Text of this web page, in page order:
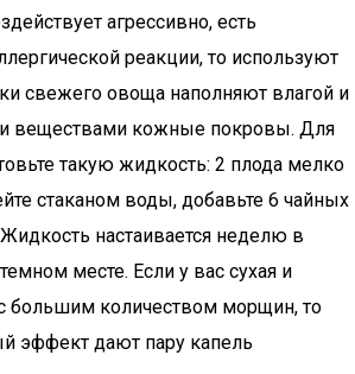
агрессивно, есть
реакции, то используют
свежего овоща наполняют влагой и
веществами кожные покровы. Для
такую жидкость: 2 плода мелко
стаканом воды, добавьте 6 чайных
настаивается неделю в
месте. Если у вас сухая и
большим количеством морщин, то
эффект дают пару капель